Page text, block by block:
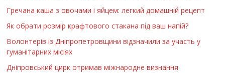
Гречана каша з овочами і яйцем: легкий домашній рецепт
Як обрати розмір крафтового стакана під ваш напій?
Волонтерів із Дніпропетровщини відзначили за участь у
гуманітарних місіях
Дніпровський цирк отримав міжнародне визнання